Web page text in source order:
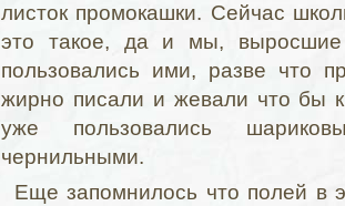
листок промокашки. Сейчас
это такое, да и мы,
пользовались ими, разве что
жирно писали и жевали что бы
уже пользовались
чернильными.
Еще запомнилось что полей в